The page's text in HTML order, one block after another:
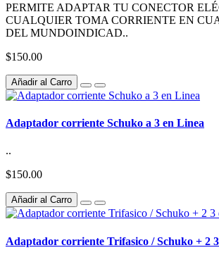
PERMITE ADAPTAR TU CONECTOR
CUALQUIER TOMA CORRIENTE EN
DEL MUNDOINDICAD..
$150.00
Añadir al Carro
Adaptador corriente Schuko a 3 en Linea
..
$150.00
Añadir al Carro
Adaptador corriente Trifasico / Schuko + 2